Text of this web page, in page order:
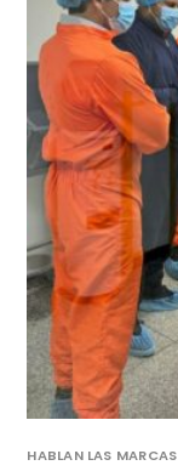
HABLAN LAS MARCAS